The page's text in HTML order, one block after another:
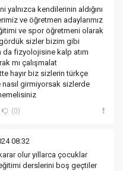
kendilerinin aldığını
ve öğretmen adaylarımız
ve spor öğretmeni olarak
sizler bizim gibi
fizyolojisine kalp atım
mı çalışmalat
hayır biz sizlerin türkçe
girmiyorsak sizlerde
(0)
08:32
olur yıllarca çocuklar
derslerini boş geçtiler